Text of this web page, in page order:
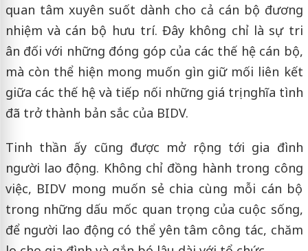
quan tâm xuyên suốt dành cho cả cán bộ đương
nhiệm và cán bộ hưu trí. Đây không chỉ là sự tri
ân đối với những đóng góp của các thế hệ cán bộ,
mà còn thể hiện mong muốn gìn giữ mối liên kết
giữa các thế hệ và tiếp nối những giá trị nghĩa tình
đã trở thành bản sắc của BIDV.
Tinh thần ấy cũng được mở rộng tới gia đình
người lao động. Không chỉ đồng hành trong công
việc, BIDV mong muốn sẻ chia cùng mỗi cán bộ
trong những dấu mốc quan trọng của cuộc sống,
để người lao động có thể yên tâm công tác, chăm